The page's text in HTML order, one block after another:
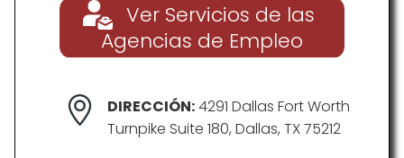
Ver Servicios de las
Agencias de Empleo
DIRECCIÓN:4291 Dallas Fort Worth
Turnpike Suite 180, Dallas, TX 75212